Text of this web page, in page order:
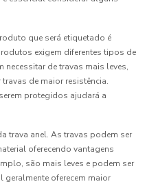
que será etiquetado é
exigem diferentes tipos de
de travas mais leves,
de maior resistência.
protegidos ajudará a
trava anel. As travas podem ser
oferecendo vantagens
são mais leves e podem ser
geralmente oferecem maior